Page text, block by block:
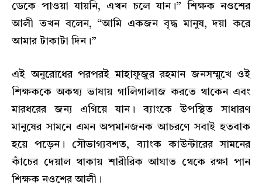
ডেকে পাওয়া যায়নি, এখন চলে যান।” শিক্ষক নওশের
আলী তখন বলেন, “আমি একজন বৃদ্ধ মানুষ, দয়া করে
আমার টাকাটা দিন।”
এই অনুরোধের পরপরই মাহাফুজুর রহমান জনসম্মুখে ওই
শিক্ষককে অকথ্য ভাষায় গালিগালাজ করতে থাকেন এবং
মারধরের জন্য এগিয়ে যান। ব্যাংকে উপস্থিত সাধারণ
মানুষের সামনে এমন অপমানজনক আচরণে সবাই হতবাক
হয়ে পড়েন। সৌভাগ্যবশত, ব্যাংক কাউন্টারের সামনের
কাঁচের দেয়াল থাকায় শারীরিক আঘাত থেকে রক্ষা পান
শিক্ষক নওশের আলী।